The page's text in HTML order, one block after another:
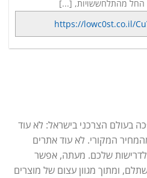
החל מהתלחששויות, [...]
https://lowc0st.co.il/
בעולם הצרכני בישראל: לא עוד
המקורי. לא עוד אתרים
לדרישות שלכם. מעתה, אפשר
ומתוך מגוון עצום של מוצרים